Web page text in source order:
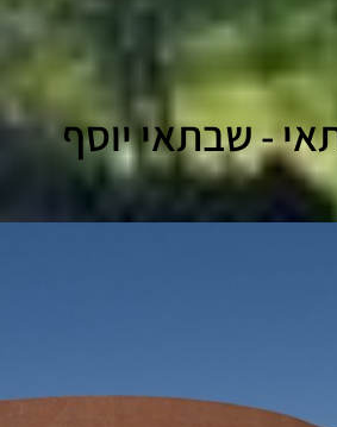
- שבתאי יוסף